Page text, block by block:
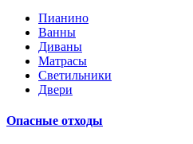
Пианино
Ванны
Диваны
Матрасы
Светильники
Двери
Опасные отходы